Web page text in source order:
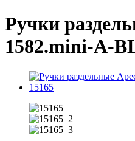
Ручки
1582.mini-A-